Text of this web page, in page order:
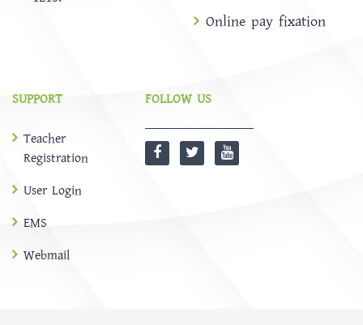
Online pay fixation
SUPPORT
Teacher
Registration
User Login
EMS
Webmail
FOLLOW US